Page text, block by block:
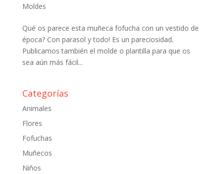
Moldes
Qué os parece esta muñeca fofucha con un vestido de
época? Con parasol y todo! Es un pareciosidad.
Publicamos también el molde o plantilla para que os
sea aún más fácil...
Categorías
Animales
Flores
Fofuchas
Muñecos
Niños